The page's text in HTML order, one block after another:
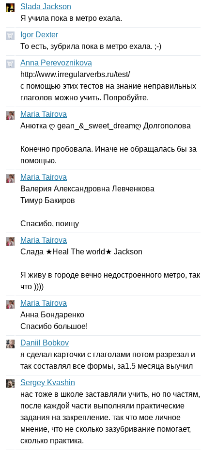
Slada Jackson
Я учила пока в метро ехала.
Igor Dexter
То есть, зубрила пока в метро ехала. ;-)
Anna Perevoznikova
http://www.irregularverbs.ru/test/
с помощью этих тестов на знание неправильных
глаголов можно учить. Попробуйте.
Maria Tairova
Анютка ღ gean _&_ sweet_ dreamღ Долгополова
Конечно пробовала. Иначе не обращалась бы за
помощью.
Maria Tairova
Валерия Александровна Левченкова
Тимур Бакиров
Спасибо, поищу
Maria Tairova
Слада ★Heal The world★ Jackson
Я живу в городе вечно недостроенного метро, так
что ))))
Maria Tairova
Анна Бондаренко
Спасибо большое!
Daniil Bobkov
я сделал карточки с глаголами потом разрезал и
так составлял все формы, за1.5 месяца выучил
Sergey Kvashin
нас тоже в школе заставляли учить, но по частям,
после каждой части выполняли практические
задания на закрепление. так что мое личное
мнение, что не сколько зазубривание помогает,
сколько практика.